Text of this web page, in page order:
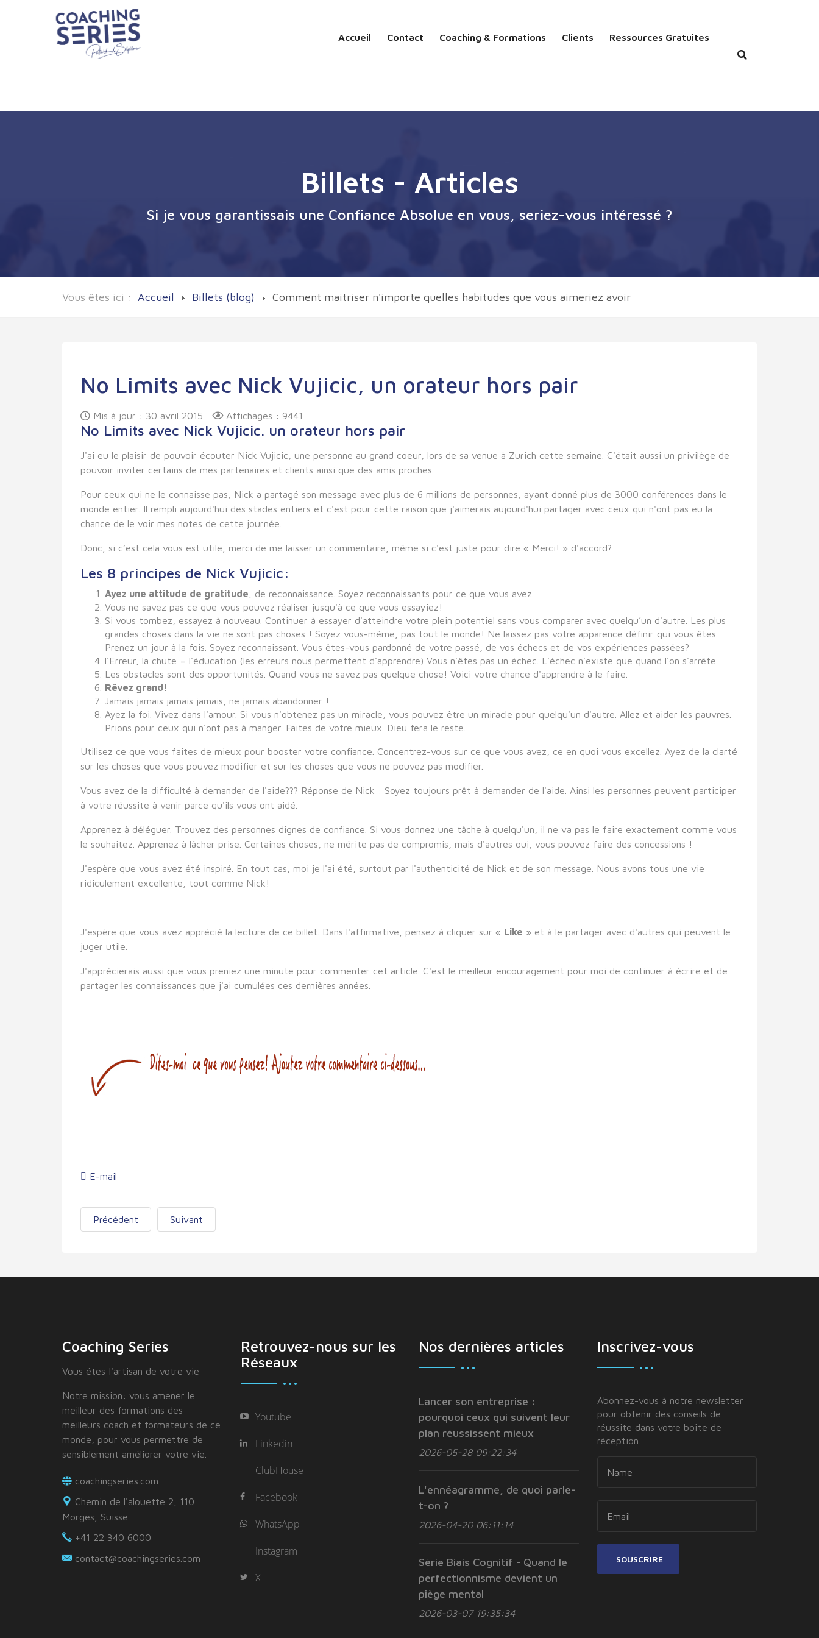
Accueil Contact Coaching & Formations Clients Ressources Gratuites
Billets - Articles
Si je vous garantissais une Confiance Absolue en vous, seriez-vous intéressé ?
Vous êtes ici : Accueil Billets (blog) Comment maitriser n'importe quelles habitudes que vous aimeriez avoir
No Limits avec Nick Vujicic, un orateur hors pair
Mis à jour : 30 avril 2015 Affichages : 9441
No Limits avec Nick Vujicic. un orateur hors pair
J'ai eu le plaisir de pouvoir écouter Nick Vujicic, une personne au grand coeur, lors de sa venue à Zurich cette semaine. C'était aussi un privilège de
pouvoir inviter certains de mes partenaires et clients ainsi que des amis proches.
Pour ceux qui ne le connaisse pas, Nick a partagé son message avec plus de 6 millions de personnes, ayant donné plus de 3000 conférences dans le
monde entier. Il rempli aujourd'hui des stades entiers et c'est pour cette raison que j'aimerais aujourd'hui partager avec ceux qui n'ont pas eu la
chance de le voir mes notes de cette journée.
Donc, si c’est cela vous est utile, merci de me laisser un commentaire, même si c'est juste pour dire « Merci! » d'accord?
Les 8 principes de Nick Vujicic:
Ayez une attitude de gratitude , de reconnaissance. Soyez reconnaissants pour ce que vous avez.
Vous ne savez pas ce que vous pouvez réaliser jusqu'à ce que vous essayiez!
Si vous tombez, essayez à nouveau. Continuer à essayer d'atteindre votre plein potentiel sans vous comparer avec quelqu’un d'autre. Les plus
grandes choses dans la vie ne sont pas choses ! Soyez vous-même, pas tout le monde! Ne laissez pas votre apparence définir qui vous êtes.
Prenez un jour à la fois. Soyez reconnaissant. Vous êtes-vous pardonné de votre passé, de vos échecs et de vos expériences passées?
l'Erreur, la chute = l'éducation (les erreurs nous permettent d’apprendre) Vous n'êtes pas un échec. L'échec n'existe que quand l'on s'arrête
Les obstacles sont des opportunités. Quand vous ne savez pas quelque chose! Voici votre chance d'apprendre à le faire.
Rêvez grand!
Jamais jamais jamais jamais, ne jamais abandonner !
Ayez la foi. Vivez dans l'amour. Si vous n'obtenez pas un miracle, vous pouvez être un miracle pour quelqu'un d'autre. Allez et aider les pauvres.
Prions pour ceux qui n'ont pas à manger. Faites de votre mieux. Dieu fera le reste.
Utilisez ce que vous faites de mieux pour booster votre confiance. Concentrez-vous sur ce que vous avez, ce en quoi vous excellez. Ayez de la clarté
sur les choses que vous pouvez modifier et sur les choses que vous ne pouvez pas modifier.
Vous avez de la difficulté à demander de l'aide??? Réponse de Nick : Soyez toujours prêt à demander de l'aide. Ainsi les personnes peuvent participer
à votre réussite à venir parce qu'ils vous ont aidé.
Apprenez à déléguer. Trouvez des personnes dignes de confiance. Si vous donnez une tâche à quelqu'un, il ne va pas le faire exactement comme vous
le souhaitez. Apprenez à lâcher prise. Certaines choses, ne mérite pas de compromis, mais d'autres oui, vous pouvez faire des concessions !
J'espère que vous avez été inspiré. En tout cas, moi je l'ai été, surtout par l'authenticité de Nick et de son message. Nous avons tous une vie
ridiculement excellente, tout comme Nick!
J'espère que vous avez apprécié la lecture de ce billet. Dans l'affirmative, pensez à cliquer sur « Like » et à le partager avec d'autres qui peuvent le
juger utile.
J'apprécierais aussi que vous preniez une minute pour commenter cet article. C'est le meilleur encouragement pour moi de continuer à écrire et de
partager les connaissances que j'ai cumulées ces dernières années.
E-mail
Précédent Suivant
Coaching Series
Vous étes I'artisan de votre vie
Notre mission: vous amener le
meilleur des formations des
meilleurs coach et formateurs de ce
monde, pour vous permettre de
sensiblement améliorer votre vie.
coachingseries.com
Chemin de l'alouette 2, 110
Morges, Suisse
+41 22 340 6000
contact@coachingseries.com
Retrouvez-nous sur les
Réseaux
Youtube
Linkedin
ClubHouse
Facebook
WhatsApp
Instagram
X
Nos dernières articles
Lancer son entreprise :
pourquoi ceux qui suivent leur
plan réussissent mieux
2026-05-28 09:22:34
L'ennéagramme, de quoi parle-
t-on ?
2026-04-20 06:11:14
Série Biais Cognitif - Quand le
perfectionnisme devient un
piège mental
2026-03-07 19:35:34
Inscrivez-vous
Abonnez-vous à notre newsletter
pour obtenir des conseils de
réussite dans votre boîte de
réception.
SOUSCRIRE